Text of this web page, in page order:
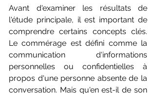
Avant d'examiner les résultats de
l'étude principale, il est important de
comprendre certains concepts clés.
Le commérage est défini comme la
communication d'informations
personnelles ou confidentielles à
propos d'une personne absente de la
conversation. Mais qu'en est-il de son